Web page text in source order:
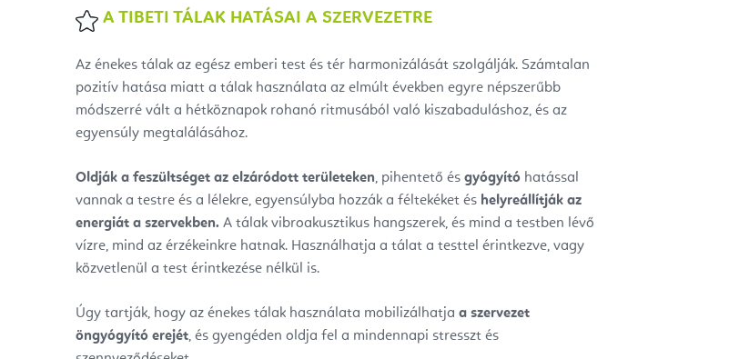
A TIBETI TÁLAK HATÁSAI A SZERVEZETRE
Az énekes tálak az egész emberi test és tér harmonizálását szolgálják. Számtalan
pozitív hatása miatt a tálak használata az elmúlt években egyre népszerűbb
módszerré vált a hétköznapok rohanó ritmusából való kiszabaduláshoz, és az
egyensúly megtalálásához.
Oldják a feszültséget az elzáródott területeken, pihentető és gyógyító hatással
vannak a testre és a lélekre, egyensúlyba hozzák a féltekéket és helyreállítják az
energiát a szervekben. A tálak vibroakusztikus hangszerek, és mind a testben lévő
vízre, mind az érzékeinkre hatnak. Használhatja a tálat a testtel érintkezve, vagy
közvetlenül a test érintkezése nélkül is.
Úgy tartják, hogy az énekes tálak használata mobilizálhatja a szervezet
öngyógyító erejét, és gyengéden oldja fel a mindennapi stresszt és